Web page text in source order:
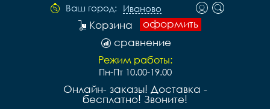
Ваш город: Иваново
оформить
Корзина
сравнение
Режим работы:
Пн-Пт 10.00-19.00
Онлайн- заказы! Доставка -
бесплатно! Звоните!